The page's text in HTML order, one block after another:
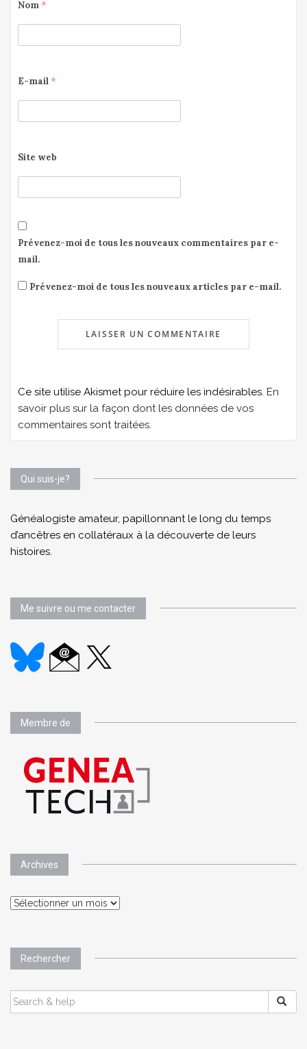
Nom *
E-mail *
Site web
Prévenez-moi de tous les nouveaux commentaires par e-
mail.
Prévenez-moi de tous les nouveaux articles par e-mail.
Ce site utilise Akismet pour réduire les indésirables. En
savoir plus sur la façon dont les données de vos
commentaires sont traitées.
Qui suis-je?
Généalogiste amateur, papillonnant le long du temps
d’ancêtres en collatéraux à la découverte de leurs
histoires.
Me suivre ou me contacter
Membre de
Archives
Archives
Rechercher
SEARCH
FOR: